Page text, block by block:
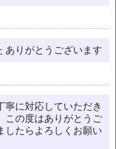
ありがとうございます
寧に対応していただき
この度はありがとうご
したらよろしくお願い